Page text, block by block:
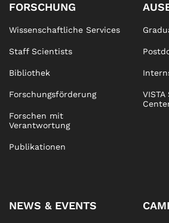
FORSCHUNG
Wissenschaftliche Services
Staff Scientists
Bibliothek
Forschungsförderung
Forschen mit
Verantwortung
Publikationen
NEWS & EVENTS